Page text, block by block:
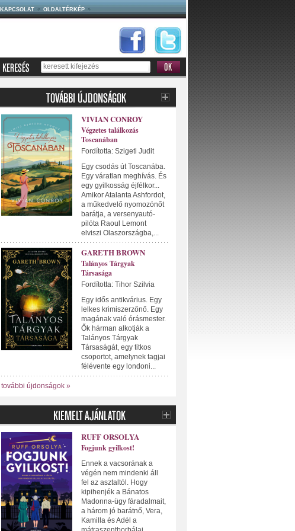
KAPCSOLAT OLDALTÉRKÉP
VIVIAN CONROY
Végzetes találkozás
Toscanában
Fordította: Szigeti Judit
Egy csodás út Toscanába.
Egy váratlan meghívás. És
egy gyilkosság éjfélkor...
Amikor Atalanta Ashfordot,
a műkedvelő nyomozónőt
barátja, a versenyautó-
pilóta Raoul Lemont
elviszi Olaszországba,...
GARETH BROWN
Talányos Tárgyak
Társasága
Fordította: Tihor Szilvia
Egy idős antikvárius. Egy
lelkes krimiszerzőnő. Egy
magának való órásmester.
Ők hárman alkotják a
Talányos Tárgyak
Társaságát, egy titkos
csoportot, amelynek tagjai
félévente egy londoni...
további újdonságok »
RUFF ORSOLYA
Fogjunk gyilkost!
Ennek a vacsorának a
végén nem mindenki áll
fel az asztaltól. Hogy
kipihenjék a Bánatos
Madonna-ügy fáradalmait,
a három jó barátnő, Vera,
Kamilla és Adél a